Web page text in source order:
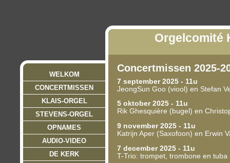
Orgelcomité
Concertmissen 2025-
7 september 2025 - 11u
JeongSun Goo (viool) en Stefan
5 oktober 2025 - 11u
Rik Ghesquière (bugel) en
9 november 2025 - 11u
Katrijn Aper (Saxofoon) en Erwin
7 december 2025 - 11u
T-Trio: trompet, trombone en tuba
WELKOM
CONCERTMISSEN
KLAIS-ORGEL
STEVENS-ORGEL
OPNAMES
AUDIO-VIDEO
DE KERK